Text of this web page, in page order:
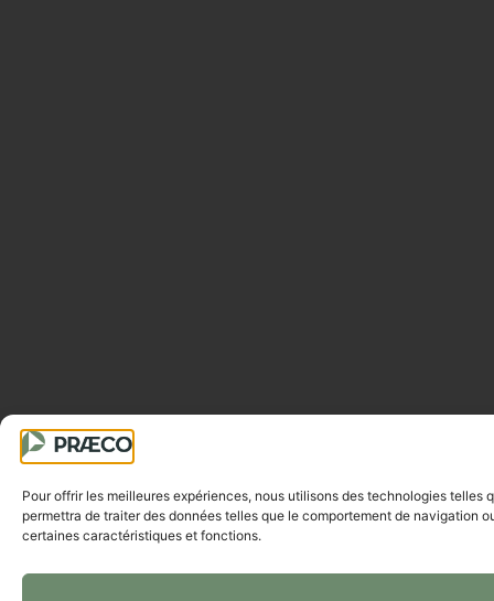
Pour offrir les meilleures expériences, nous utilisons des technologies
permettra de traiter des données telles que le comportement de navigation
certaines caractéristiques et fonctions.